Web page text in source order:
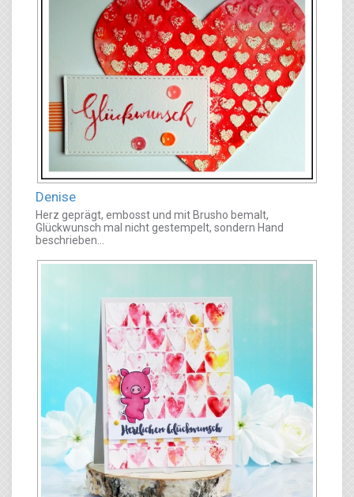
Denise
Herz geprägt, embosst und mit Brusho bemalt,
Glückwunsch mal nicht gestempelt, sondern Hand
beschrieben...